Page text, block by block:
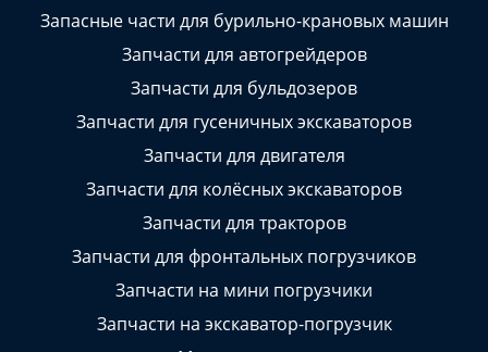
Запасные части для бурильно-крановых машин
Запчасти для автогрейдеров
Запчасти для бульдозеров
Запчасти для гусеничных экскаваторов
Запчасти для двигателя
Запчасти для колёсных экскаваторов
Запчасти для тракторов
Запчасти для фронтальных погрузчиков
Запчасти на мини погрузчики
Запчасти на экскаватор-погрузчик